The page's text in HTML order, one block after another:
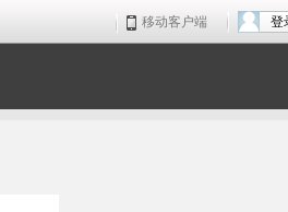
移动客户端 登